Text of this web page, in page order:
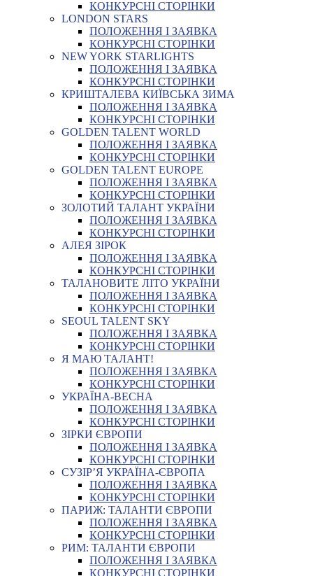
КОНКУРСНІ СТОРІНКИ
LONDON STARS
ПОЛОЖЕННЯ І ЗАЯВКА
КОНКУРСНІ СТОРІНКИ
NEW YORK STARLIGHTS
ПОЛОЖЕННЯ І ЗАЯВКА
КОНКУРСНІ СТОРІНКИ
КРИШТАЛЕВА КИЇВСЬКА ЗИМА
ПОЛОЖЕННЯ І ЗАЯВКА
КОНКУРСНІ СТОРІНКИ
GOLDEN TALENT WORLD
ПОЛОЖЕННЯ І ЗАЯВКА
КОНКУРСНІ СТОРІНКИ
GOLDEN TALENT EUROPE
ПОЛОЖЕННЯ І ЗАЯВКА
КОНКУРСНІ СТОРІНКИ
ЗОЛОТИЙ ТАЛАНТ УКРАЇНИ
ПОЛОЖЕННЯ І ЗАЯВКА
КОНКУРСНІ СТОРІНКИ
АЛЕЯ ЗІРОК
ПОЛОЖЕННЯ І ЗАЯВКА
КОНКУРСНІ СТОРІНКИ
ТАЛАНОВИТЕ ЛІТО УКРАЇНИ
ПОЛОЖЕННЯ І ЗАЯВКА
КОНКУРСНІ СТОРІНКИ
SEOUL TALENT SKY
ПОЛОЖЕННЯ І ЗАЯВКА
КОНКУРСНІ СТОРІНКИ
Я МАЮ ТАЛАНТ!
ПОЛОЖЕННЯ І ЗАЯВКА
КОНКУРСНІ СТОРІНКИ
УКРАЇНА-ВЕСНА
ПОЛОЖЕННЯ І ЗАЯВКА
КОНКУРСНІ СТОРІНКИ
ЗІРКИ ЄВРОПИ
ПОЛОЖЕННЯ І ЗАЯВКА
КОНКУРСНІ СТОРІНКИ
СУЗІР’Я УКРАЇНА-ЄВРОПА
ПОЛОЖЕННЯ І ЗАЯВКА
КОНКУРСНІ СТОРІНКИ
ПАРИЖ: ТАЛАНТИ ЄВРОПИ
ПОЛОЖЕННЯ І ЗАЯВКА
КОНКУРСНІ СТОРІНКИ
РИМ: ТАЛАНТИ ЄВРОПИ
ПОЛОЖЕННЯ І ЗАЯВКА
КОНКУРСНІ СТОРІНКИ